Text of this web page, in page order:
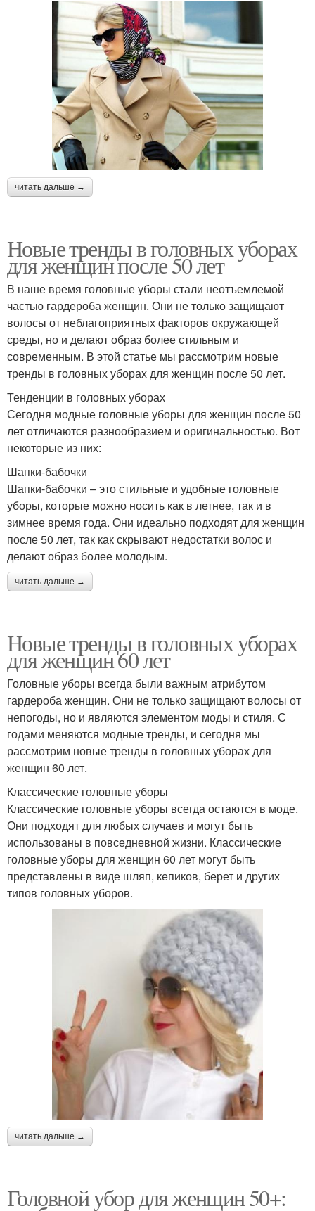
читать дальше →
Новые тренды в головных уборах
для женщин после 50 лет
В наше время головные уборы стали неотъемлемой
частью гардероба женщин. Они не только защищают
волосы от неблагоприятных факторов окружающей
среды, но и делают образ более стильным и
современным. В этой статье мы рассмотрим новые
тренды в головных уборах для женщин после 50 лет.
Тенденции в головных уборах
Сегодня модные головные уборы для женщин после 50
лет отличаются разнообразием и оригинальностью. Вот
некоторые из них:
Шапки-бабочки
Шапки-бабочки – это стильные и удобные головные
уборы, которые можно носить как в летнее, так и в
зимнее время года. Они идеально подходят для женщин
после 50 лет, так как скрывают недостатки волос и
делают образ более молодым.
читать дальше →
Новые тренды в головных уборах
для женщин 60 лет
Головные уборы всегда были важным атрибутом
гардероба женщин. Они не только защищают волосы от
непогоды, но и являются элементом моды и стиля. С
годами меняются модные тренды, и сегодня мы
рассмотрим новые тренды в головных уборах для
женщин 60 лет.
Классические головные уборы
Классические головные уборы всегда остаются в моде.
Они подходят для любых случаев и могут быть
использованы в повседневной жизни. Классические
головные уборы для женщин 60 лет могут быть
представлены в виде шляп, кепиков, берет и других
типов головных уборов.
читать дальше →
Головной убор для женщин 50+: